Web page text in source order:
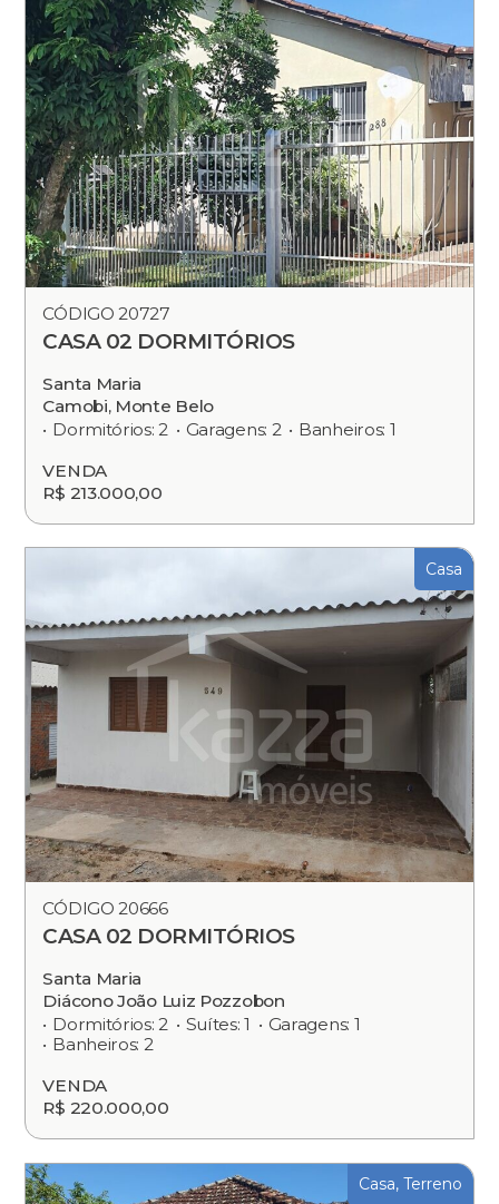
CÓDIGO 20727
CASA 02 DORMITÓRIOS
Santa Maria
Camobi, Monte Belo
Dormitórios: 2
Garagens: 2
Banheiros: 1
VENDA
R$ 213.000,00
Casa
CÓDIGO 20666
CASA 02 DORMITÓRIOS
Santa Maria
Diácono João Luiz Pozzobon
Dormitórios: 2
Suítes: 1
Garagens: 1
Banheiros: 2
VENDA
R$ 220.000,00
Casa, Terreno